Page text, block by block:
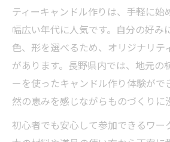
ティーキャンドル作りは、手軽に始
幅広い年代に人気です。自分の好み
色、形を選べるため、オリジナリテ
があります。長野県内では、地元の
ーを使ったキャンドル作り体験がで
然の恵みを感じながらものづくりに
初心者でも安心して参加できるワー